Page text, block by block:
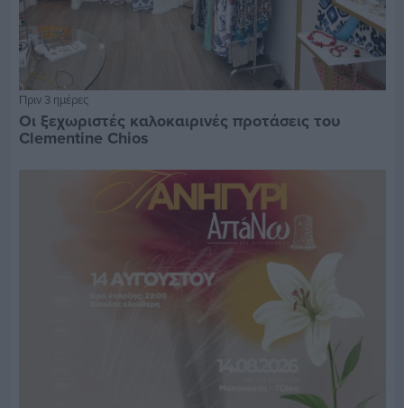
Πριν 3 ημέρες
Οι ξεχωριστές καλοκαιρινές προτάσεις του
Clementine Chios